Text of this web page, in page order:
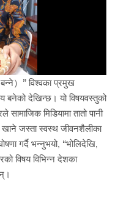
）” विश्वका प्रमुख
बनेको देखिन्छ। यो विषयवस्तुको
मिडियामा तातो पानी
खाने जस्ता स्वस्थ जीवनशैलीका
गर्दै भन्नुभयो, “भोलिदेखि,
विषय विभिन्न देशका